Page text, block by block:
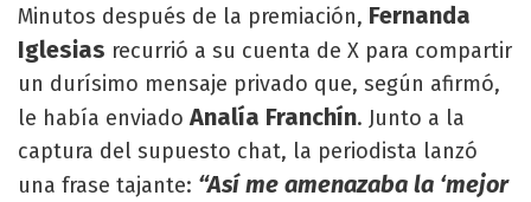
Minutos después de la premiación, Fernanda
Iglesias recurrió a su cuenta de X para compartir
un durísimo mensaje privado que, según afirmó,
le había enviadoAnalía Franchín. Junto a la
captura del supuesto chat, la periodista lanzó
una frase tajante: “Así me amenazaba la ‘mejor